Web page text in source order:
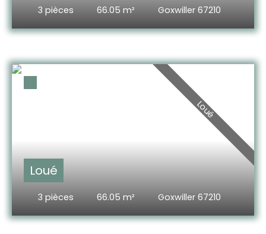
3 pièces 66.05 m² Goxwiller 67210
Loué
3 pièces 66.05 m² Goxwiller 67210
Loué